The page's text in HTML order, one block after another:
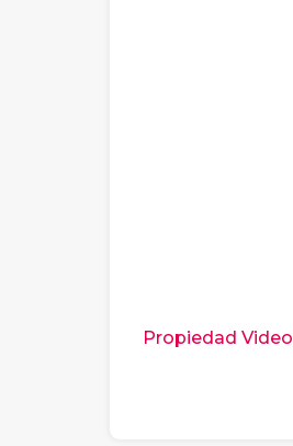
Propiedad Video